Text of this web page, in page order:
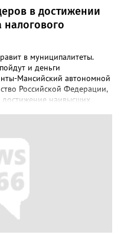
в достижении
в муниципалитеты.
и деньги
Мансийский автономной
Российской Федерации,
достижение наивысших